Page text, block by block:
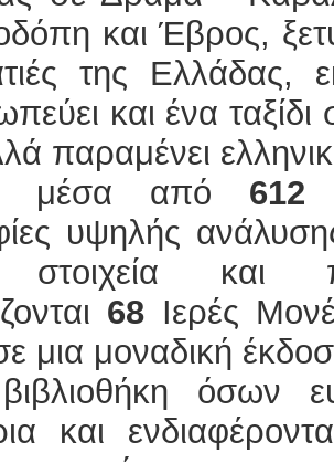
και Έβρος,
της
και ένα
παραμένει
μέσα από 612
υψηλής
στοιχεία και
68 Ιερές
μια μοναδική
όσων
και